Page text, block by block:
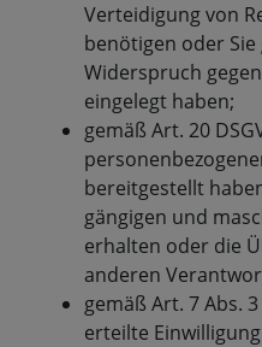
Verteidigung von
benötigen oder Sie
Widerspruch
eingelegt haben;
gemäß Art. 20
bereitgestellt
gängigen und
erhalten oder die
anderen
gemäß Art. 7 Abs.
erteilte